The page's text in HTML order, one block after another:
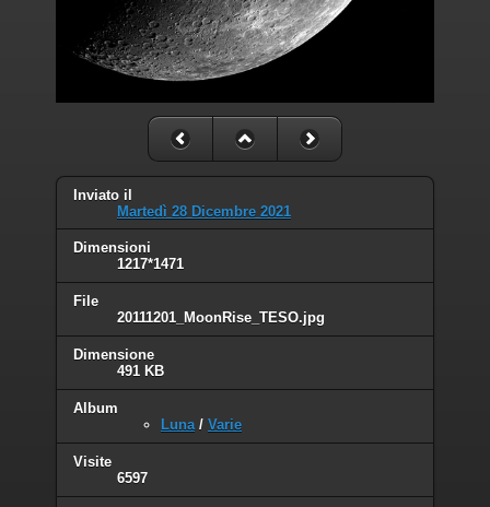
Inviato il
Martedì 28 Dicembre 2021
Dimensioni
1217*1471
File
20111201_MoonRise_TESO.jpg
Dimensione
491 KB
Album
Luna/ Varie
Visite
6597